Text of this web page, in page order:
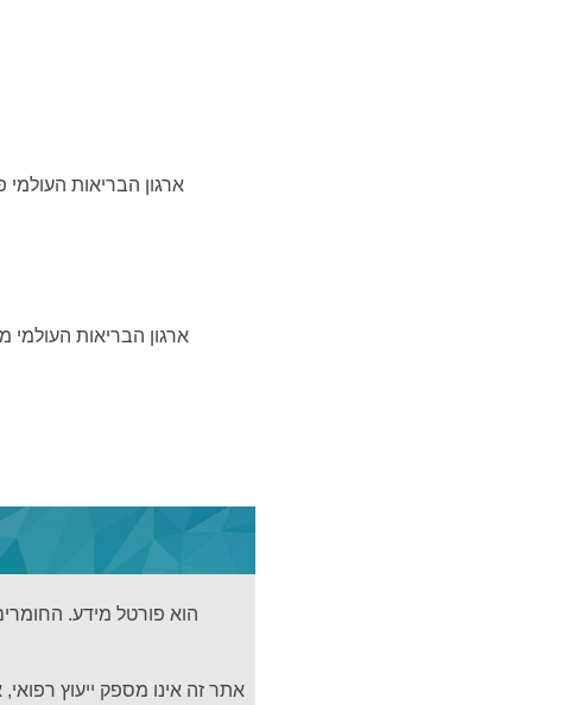
ארגון הבריאות
ארגון הבריאות
אתר זה אינו מספק ייעוץ